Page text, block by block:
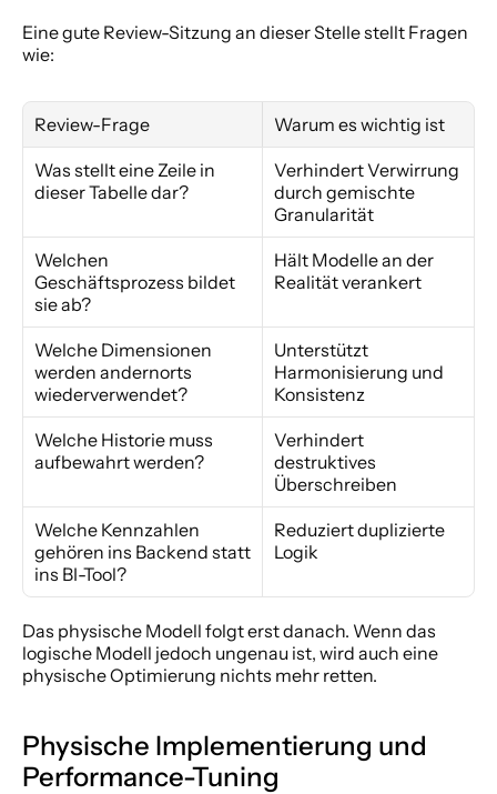
Eine gute Review-Sitzung an dieser Stelle stellt Fragen
wie:
Review-Frage Warum es wichtig ist
Was stellt eine Zeile in
dieser Tabelle dar?
Verhindert Verwirrung
durch gemischte
Granularität
Welchen
Geschäftsprozess bildet
sie ab?
Hält Modelle an der
Realität verankert
Welche Dimensionen
werden andernorts
wiederverwendet?
Unterstützt
Harmonisierung und
Konsistenz
Welche Historie muss
aufbewahrt werden?
Verhindert
destruktives
Überschreiben
Welche Kennzahlen
gehören ins Backend statt
ins BI-Tool?
Reduziert duplizierte
Logik
Das physische Modell folgt erst danach. Wenn das
logische Modell jedoch ungenau ist, wird auch eine
physische Optimierung nichts mehr retten.
Physische Implementierung und
Performance-Tuning